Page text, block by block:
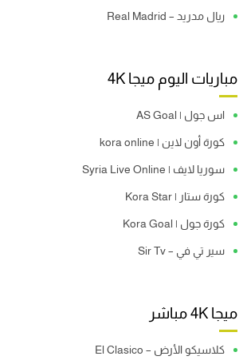
ريال مدريد – Real Madrid
مباريات اليوم ميجا 4K
اس جول | AS Goal
كورة أون لاين | kora online
سوريا لايف | Syria Live Online
كورة ستار | Kora Star
كورة جول | Kora Goal
سير تي في – Sir Tv
ميجا 4K مباشر
كلاسيكو الأرض – El Clasico